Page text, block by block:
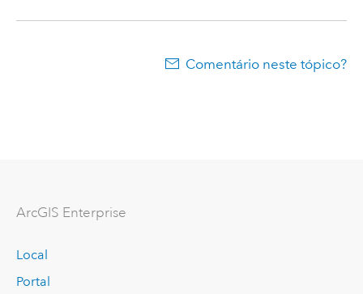
Comentário neste tópico?
ArcGIS Enterprise
Local
Portal